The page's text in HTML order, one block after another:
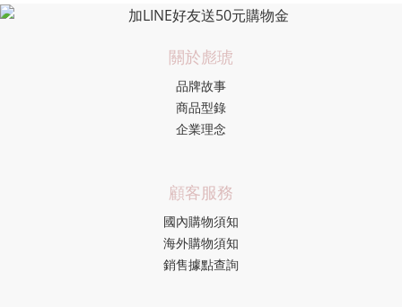
關於彪琥
品牌故事
商品型錄
企業理念
顧客服務
國內購物須知
海外購物須知
銷售據點查詢